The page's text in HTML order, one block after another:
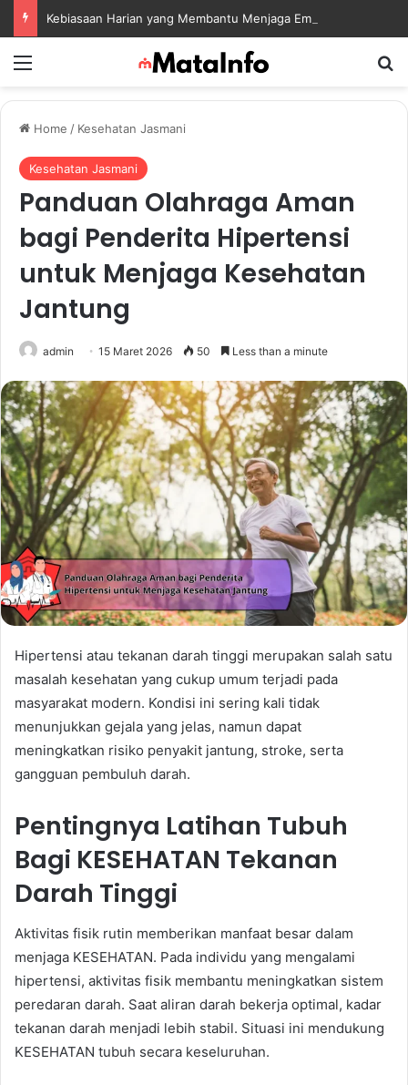
Home / Kesehatan Jasmani
Kesehatan Jasmani
Panduan Olahraga Aman
bagi Penderita Hipertensi
untuk Menjaga Kesehatan
Jantung
admin 15 Maret 2026 50 Less than a minute
Hipertensi atau tekanan darah tinggi merupakan salah satu
masalah kesehatan yang cukup umum terjadi pada
masyarakat modern. Kondisi ini sering kali tidak
menunjukkan gejala yang jelas, namun dapat
meningkatkan risiko penyakit jantung, stroke, serta
gangguan pembuluh darah.
Pentingnya Latihan Tubuh
Bagi KESEHATAN Tekanan
Darah Tinggi
Aktivitas fisik rutin memberikan manfaat besar dalam
menjaga KESEHATAN. Pada individu yang mengalami
hipertensi, aktivitas fisik membantu meningkatkan sistem
peredaran darah. Saat aliran darah bekerja optimal, kadar
tekanan darah menjadi lebih stabil. Situasi ini mendukung
KESEHATAN tubuh secara keseluruhan.